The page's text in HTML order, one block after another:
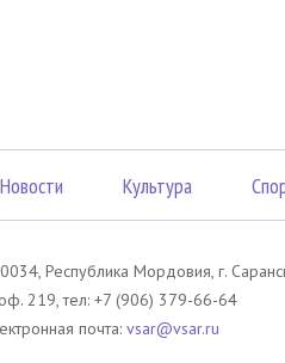
Новости Культура
Республика Мордовия, г.
219, тел: +7 (906) 379-66-64
почта: vsar@vsar.ru